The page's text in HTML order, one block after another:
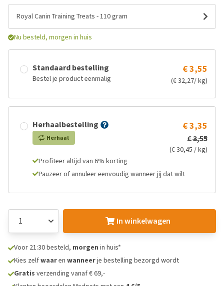
Royal Canin Training Treats - 110 gram
Nu besteld, morgen in huis
Standaard bestelling
Bestel je product eenmalig
€ 3,55
(€ 32,27/ kg)
Herhaalbestelling
Herhaal
€ 3,35
€ 3,55
(€ 30,45 / kg)
Profiteer altijd van 6% korting
Pauzeer of annuleer eenvoudig wanneer jij dat wilt
In winkelwagen
Voor 21:30 besteld, morgen in huis*
Kies zelfwaaren wanneerje bestelling bezorgd wordt
Gratis verzending vanaf € 69,-